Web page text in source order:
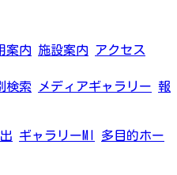
案内 施設案内 アクセス
検索 メディアギャラリー 報
ギャラリーMI
多目的ホー